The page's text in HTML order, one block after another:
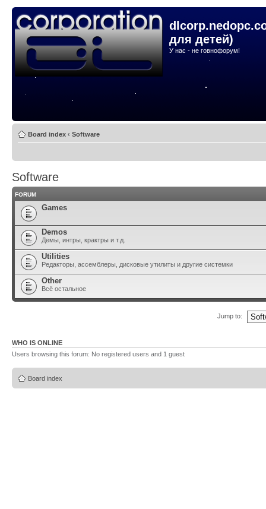
для детей)
У нас - не говнофорум!
Board index ‹ Software
Software
FORUM
Games
Demos
Демы, интры, крактры и т.д.
Utilities
Редакторы, ассемблеры, дисковые утилиты и другие системки
Other
Всё остальное
Jump to:
WHO IS ONLINE
Users browsing this forum: No registered users and 1 guest
Board index